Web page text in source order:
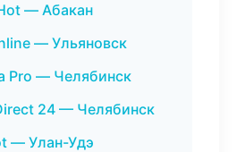
— Абакан
— Ульяновск
Pro — Челябинск
24 — Челябинск
— Улан-Удэ